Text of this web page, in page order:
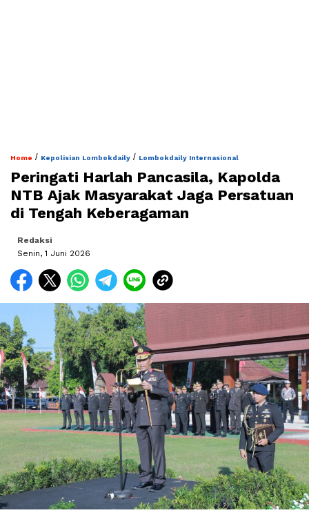
Home / Kepolisian Lombokdaily / Lombokdaily Internasional
Peringati Harlah Pancasila, Kapolda
NTB Ajak Masyarakat Jaga Persatuan
di Tengah Keberagaman
Redaksi
Senin, 1 Juni 2026